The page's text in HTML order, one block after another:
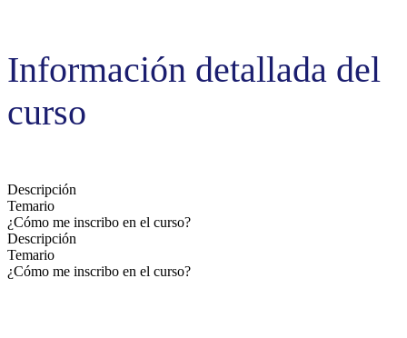
Información detallada del
curso
Descripción
Temario
¿Cómo me inscribo en el curso?
Descripción
Temario
¿Cómo me inscribo en el curso?